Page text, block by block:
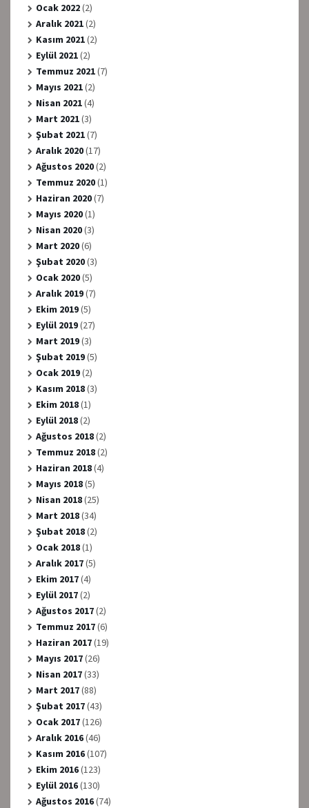
Ocak 2022(2)
Aralık 2021(2)
Kasım 2021(2)
Eylül 2021(2)
Temmuz 2021(7)
Mayıs 2021(2)
Nisan 2021(4)
Mart 2021(3)
Şubat 2021(7)
Aralık 2020(17)
Ağustos 2020(2)
Temmuz 2020(1)
Haziran 2020(7)
Mayıs 2020(1)
Nisan 2020(3)
Mart 2020(6)
Şubat 2020(3)
Ocak 2020(5)
Aralık 2019(7)
Ekim 2019(5)
Eylül 2019(27)
Mart 2019(3)
Şubat 2019(5)
Ocak 2019(2)
Kasım 2018(3)
Ekim 2018(1)
Eylül 2018(2)
Ağustos 2018(2)
Temmuz 2018(2)
Haziran 2018(4)
Mayıs 2018(5)
Nisan 2018(25)
Mart 2018(34)
Şubat 2018(2)
Ocak 2018(1)
Aralık 2017(5)
Ekim 2017(4)
Eylül 2017(2)
Ağustos 2017(2)
Temmuz 2017(6)
Haziran 2017(19)
Mayıs 2017(26)
Nisan 2017(33)
Mart 2017(88)
Şubat 2017(43)
Ocak 2017(126)
Aralık 2016(46)
Kasım 2016(107)
Ekim 2016(123)
Eylül 2016(130)
Ağustos 2016(74)